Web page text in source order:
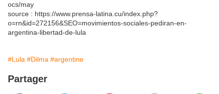
ocs/may
source : https://www.prensa-latina.cu/index.php?
o=rn&id=272156&SEO=movimientos-sociales-pediran-en-
argentina-libertad-de-lula
#Lula #Dilma #argentine
Partager